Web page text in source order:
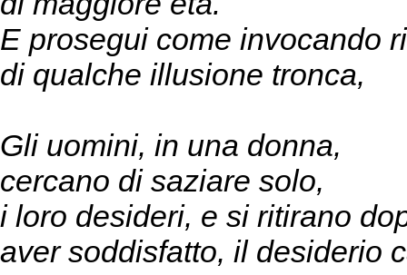
E prosegui come invocando
di qualche illusione tronca,
Gli uomini, in una donna,
cercano di saziare solo,
i loro desideri, e si ritirano
aver soddisfatto, il desiderio